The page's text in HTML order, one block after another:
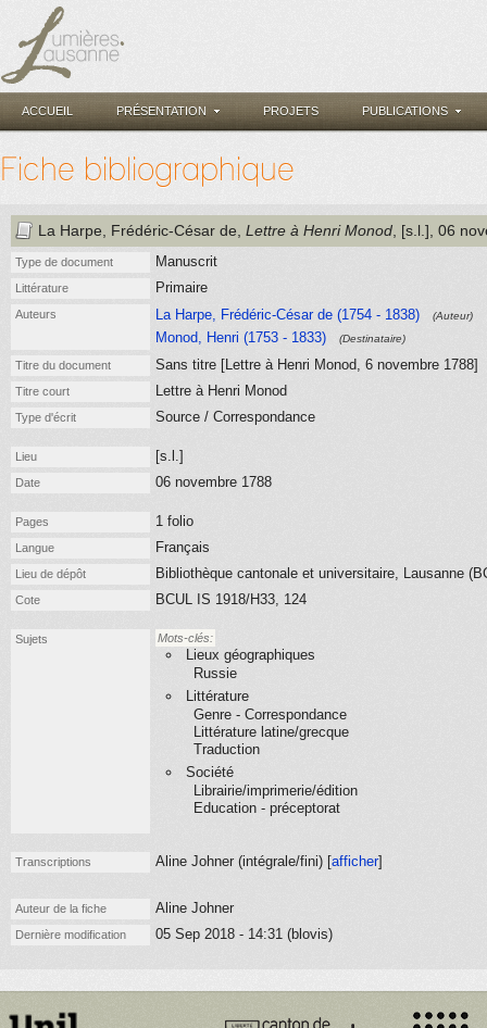
ACCUEIL PRÉSENTATION PROJETS PUBLICATIONS
Fiche bibliographique
La Harpe, Frédéric-César de Lettre à Henri Monod , [s.l.] , 06
Type de document Manuscrit
Littérature Primaire
Auteurs La Harpe, Frédéric-César de (1754 - 1838) (Auteur)
Monod, Henri (1753 - 1833) (Destinataire)
Titre du document Sans titre [Lettre à Henri Monod, 6 novembre 1788]
Titre court Lettre à Henri Monod
Type d'écrit Source / Correspondance
Lieu [s.l.]
Date 06 novembre 1788
Pages 1 folio
Langue Français
Lieu de dépôt Bibliothèque cantonale et universitaire, Lausanne
Cote BCUL IS 1918/H33, 124
Sujets Mots-clés:
Lieux géographiques
Russie
Littérature
Genre - Correspondance
Littérature latine/grecque
Traduction
Société
Librairie/imprimerie/édition
Education - préceptorat
Transcriptions Aline Johner (intégrale/fini) [afficher]
Auteur de la fiche Aline Johner
Dernière modification 05 Sep 2018 - 14:31 (blovis)